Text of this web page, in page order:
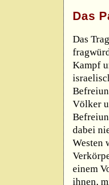
Das
Das
Kampf
Völker
dabei
Westen
einem
ihnen,